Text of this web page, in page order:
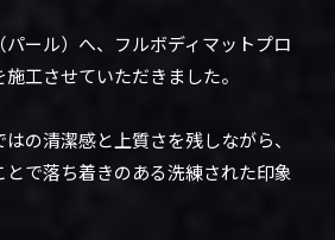
ール）へ、フルボディマットプロ
工させていただきました。
の清潔感と上質さを残しながら、
で落ち着きのある洗練された印象